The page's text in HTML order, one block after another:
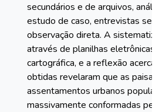
secundários e de arquivos,
estudo de caso, entrevistas
observação direta. A
através de planilhas eletrônicas
cartográfica, e a reflexão
obtidas revelaram que as
assentamentos urbanos
massivamente conformadas